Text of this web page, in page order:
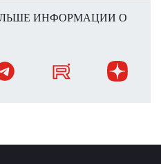
ИНФОРМАЦИИ О